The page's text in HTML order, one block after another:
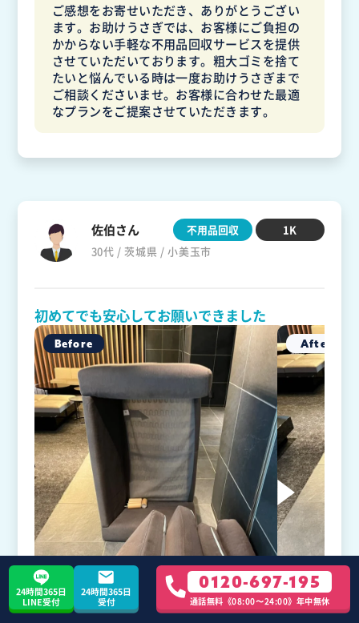
ご感想をお寄せいただき、ありがとうござい
ます。お助けうさぎでは、お客様にご負担の
かからない手軽な不用品回収サービスを提供
させていただいております。粗大ゴミを捨て
たいと悩んでいる時は一度お助けうさぎまで
ご相談くださいませ。お客様に合わせた最適
なプランをご提案させていただきます。
佐伯さん
30代 / 茨城県 / 小美玉市
不用品回収 1K
初めてでも安心してお願いできました
24時間365日
LINE受付
24時間365日
受付
0120-697-195
通話無料《08:00〜24:00》年中無休